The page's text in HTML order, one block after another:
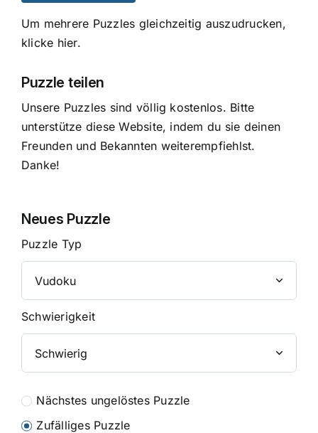
Um mehrere Puzzles gleichzeitig auszudrucken,
klicke hier.
Puzzle teilen
Unsere Puzzles sind völlig kostenlos. Bitte
unterstütze diese Website, indem du sie deinen
Freunden und Bekannten weiterempfiehlst.
Danke!
Neues Puzzle
Puzzle Typ
Schwierigkeit
Nächstes ungelöstes Puzzle
Zufälliges Puzzle